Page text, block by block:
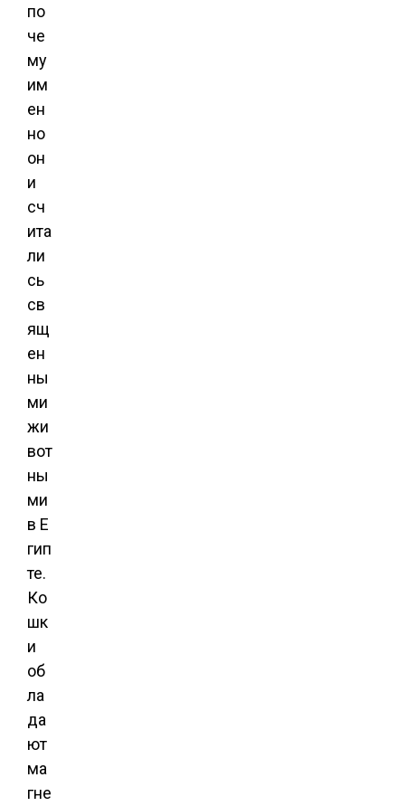
по
че
му
им
ен
но
он
и
сч
ита
ли
сь
св
ящ
ен
ны
ми
жи
вот
ны
ми
в Е
гип
те.
Ко
шк
и
об
ла
да
ют
ма
гне